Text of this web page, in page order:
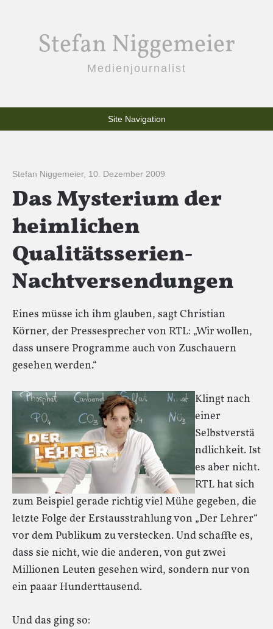
Stefan Niggemeier
Medienjournalist
Site Navigation
Stefan Niggemeier, 10. Dezember 2009
Das Mysterium der
heimlichen
Qualitätsserien-
Nachtversendungen
Eines müsse ich ihm glauben, sagt Christian
Körner, der Pressesprecher von RTL: „Wir wollen,
dass unsere Programme auch von Zuschauern
gesehen werden.“
Klingt nach
einer
Selbstverstä
ndlichkeit. Ist
es aber nicht.
RTL hat sich
zum Beispiel gerade richtig viel Mühe gegeben, die
letzte Folge der Erstausstrahlung von „Der Lehrer“
vor dem Publikum zu verstecken. Und schaffte es,
dass sie nicht, wie die anderen, von gut zwei
Millionen Leuten gesehen wird, sondern nur von
ein paaar Hunderttausend.
Und das ging so: